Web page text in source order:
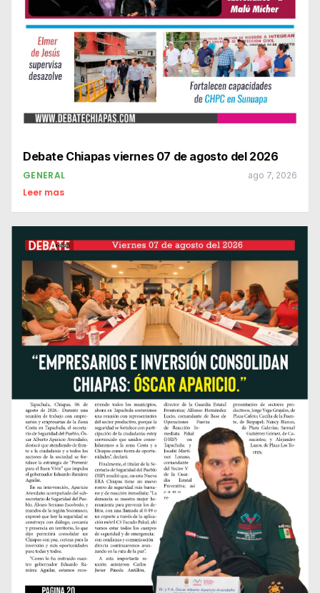
Debate Chiapas viernes 07 de agosto del 2026
GENERAL ago 7, 2026
Leer mas